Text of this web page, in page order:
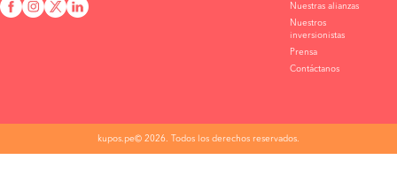
Nuestras alianzas
Nuestros
inversionistas
Prensa
Contáctanos
kupos.pe© 2026. Todos los derechos reservados.